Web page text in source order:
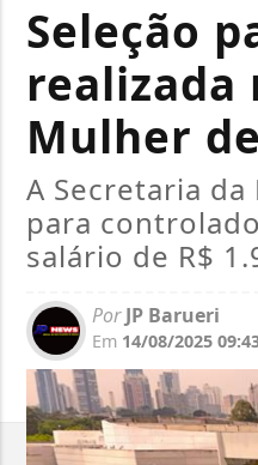
Seleção
realizada
Mulher
A Secretaria
para
salário de R$
PorJP Barueri
Em 14/08/2025